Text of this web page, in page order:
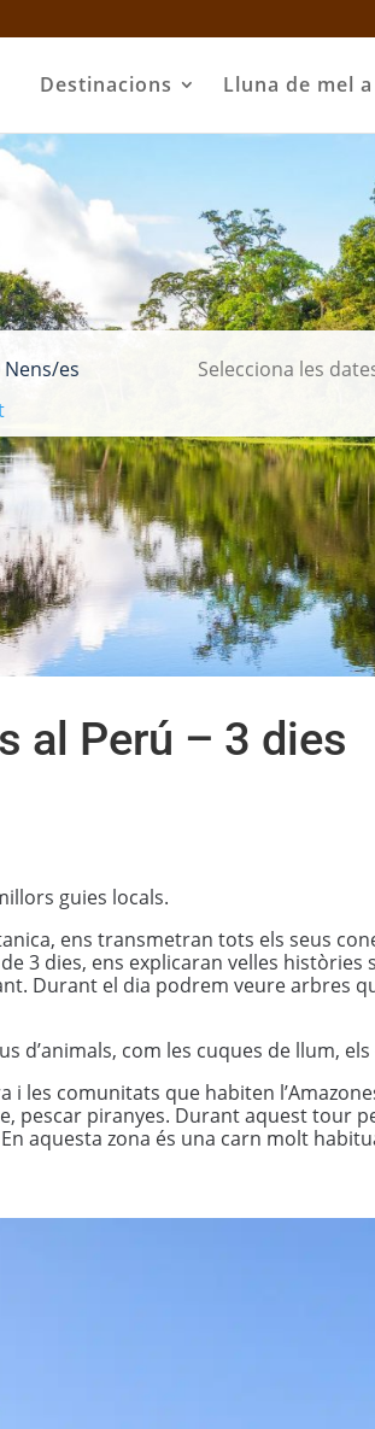
Destinacions Lluna de mel
Nens/es
al Perú – 3 dies
guies locals.
ens transmetran tots els seus
3 dies, ens explicaran velles
Durant el dia podrem veure arbres
d’animals, com les cuques de llum,
les comunitats que habiten
pescar piranyes. Durant aquest tour
aquesta zona és una carn molt